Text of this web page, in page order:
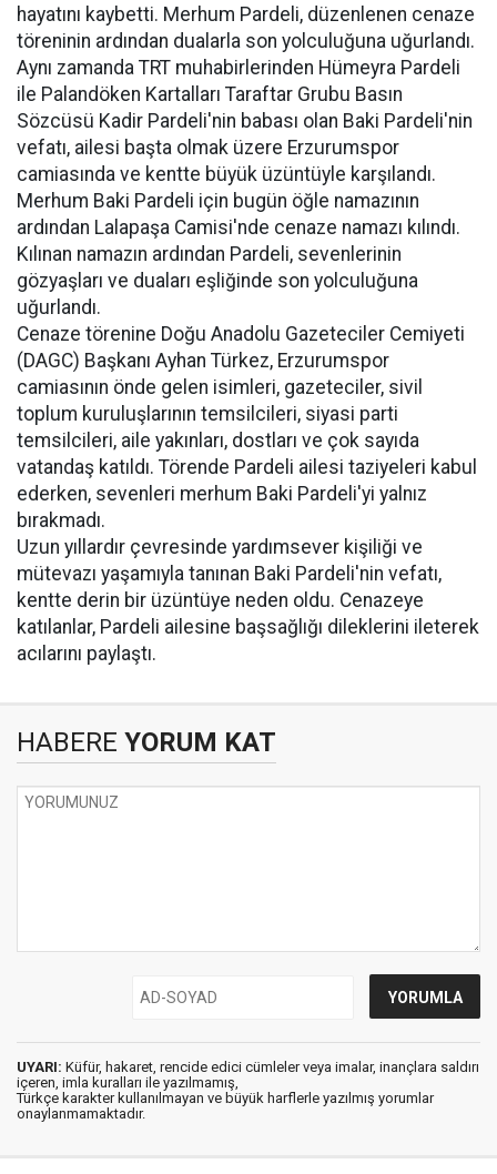
hayatını kaybetti. Merhum Pardeli, düzenlenen cenaze
töreninin ardından dualarla son yolculuğuna uğurlandı.
Aynı zamanda TRT muhabirlerinden Hümeyra Pardeli
ile Palandöken Kartalları Taraftar Grubu Basın
Sözcüsü Kadir Pardeli'nin babası olan Baki Pardeli'nin
vefatı, ailesi başta olmak üzere Erzurumspor
camiasında ve kentte büyük üzüntüyle karşılandı.
Merhum Baki Pardeli için bugün öğle namazının
ardından Lalapaşa Camisi'nde cenaze namazı kılındı.
Kılınan namazın ardından Pardeli, sevenlerinin
gözyaşları ve duaları eşliğinde son yolculuğuna
uğurlandı.
Cenaze törenine Doğu Anadolu Gazeteciler Cemiyeti
(DAGC) Başkanı Ayhan Türkez, Erzurumspor
camiasının önde gelen isimleri, gazeteciler, sivil
toplum kuruluşlarının temsilcileri, siyasi parti
temsilcileri, aile yakınları, dostları ve çok sayıda
vatandaş katıldı. Törende Pardeli ailesi taziyeleri kabul
ederken, sevenleri merhum Baki Pardeli'yi yalnız
bırakmadı.
Uzun yıllardır çevresinde yardımsever kişiliği ve
mütevazı yaşamıyla tanınan Baki Pardeli'nin vefatı,
kentte derin bir üzüntüye neden oldu. Cenazeye
katılanlar, Pardeli ailesine başsağlığı dileklerini ileterek
acılarını paylaştı.
HABERE YORUM KAT
UYARI: Küfür, hakaret, rencide edici cümleler veya imalar, inançlara saldırı
içeren, imla kuralları ile yazılmamış,
Türkçe karakter kullanılmayan ve büyük harflerle yazılmış yorumlar
onaylanmamaktadır.